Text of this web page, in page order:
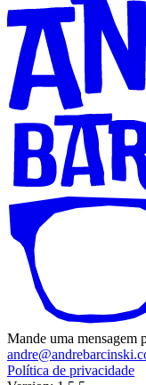
Mande uma mensagem
Política de privacidade